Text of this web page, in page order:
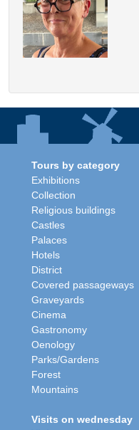
Tours by category
Exhibitions
Collection
Religious buildings
Castles
Palaces
Hotels
District
Covered passageways
Graveyards
Cinema
Gastronomy
Oenology
Parks/Gardens
Forest
Mountains
Visits on wednesday